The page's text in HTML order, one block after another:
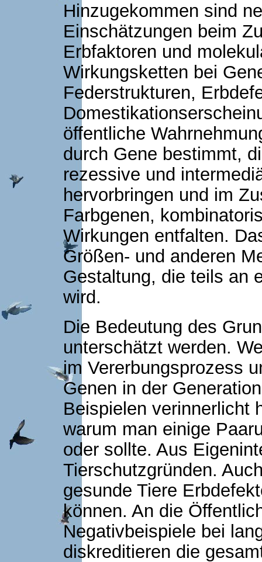
Hinzugekommen sind
Einschätzungen beim
Erbfaktoren und
Wirkungsketten bei
Federstrukturen,
öffentliche
durch Gene bestimmt,
rezessive und
hervorbringen und im
Farbgenen,
Wirkungen entfalten.
Größen- und anderen
Gestaltung, die teils an
wird.
Die Bedeutung des
unterschätzt werden.
im Vererbungsprozess
Genen in der
Beispielen verinnerlicht
warum man einige
oder sollte. Aus
Tierschutzgründen.
gesunde Tiere
können. An die
Negativbeispiele bei
diskreditieren die